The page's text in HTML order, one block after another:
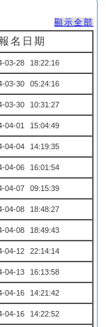
顯示全部
名日期
03-28 18:22:16
03-30 05:24:16
03-30 10:31:27
04-01 15:04:49
04-04 14:19:35
04-06 16:01:54
04-07 09:15:39
04-08 18:48:27
04-08 18:49:43
04-12 22:14:14
04-13 16:13:58
04-16 14:21:42
04-16 14:22:52